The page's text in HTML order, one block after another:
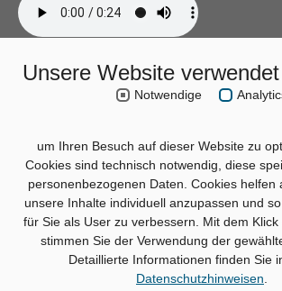
Unsere Website
Notwendige
um Ihren Besuch auf dieser Website zu
Cookies sind technisch notwendig, diese
personenbezogenen Daten. Cookies helfen
unsere Inhalte individuell anzupassen und
für Sie als User zu verbessern. Mit dem
stimmen Sie der Verwendung der
Detaillierte Informationen finden Sie
Datenschutzhinweisen